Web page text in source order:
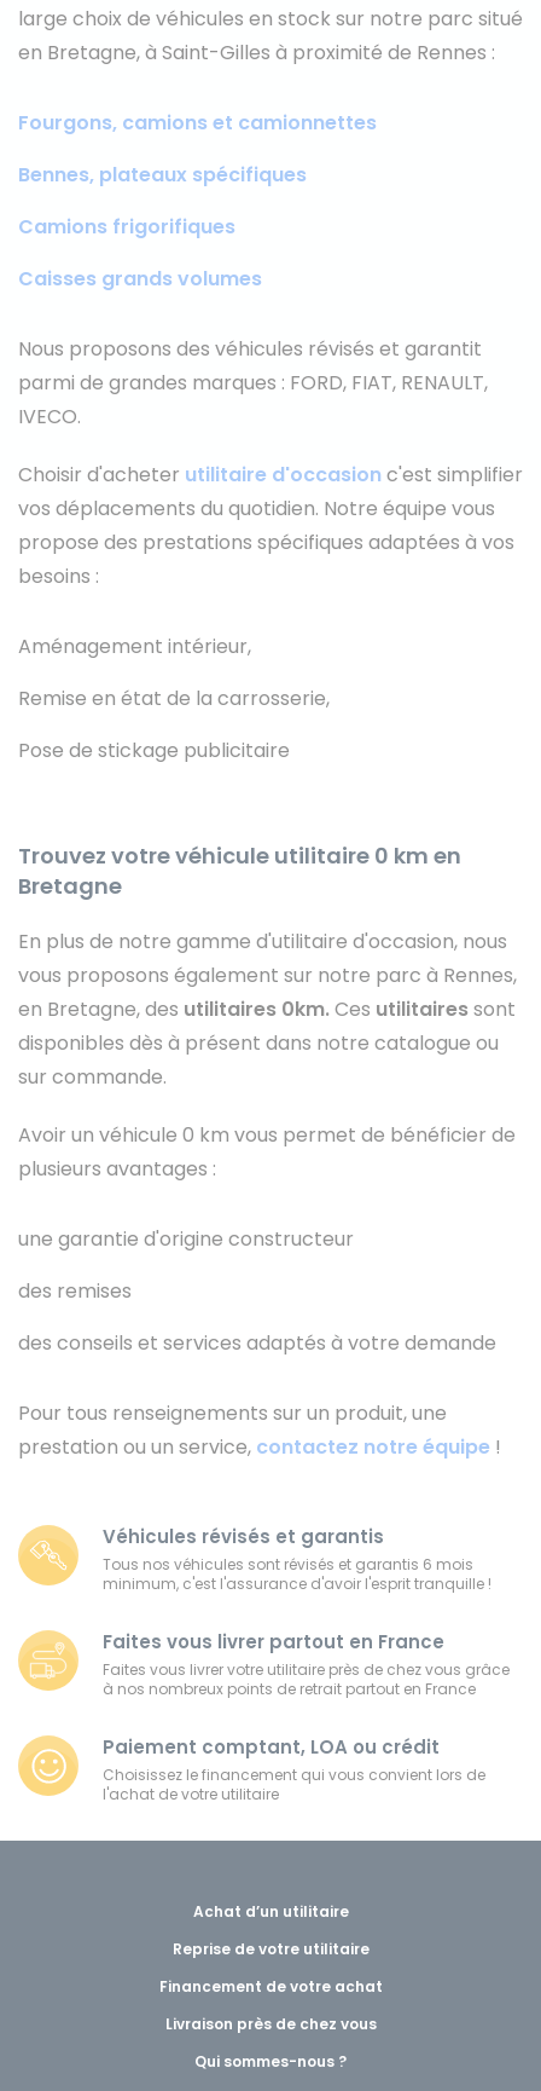
large choix de véhicules en stock sur notre parc situé
en Bretagne, à Saint-Gilles à proximité de Rennes :
Fourgons, camions et camionnettes
Bennes, plateaux spécifiques
Camions frigorifiques
Caisses grands volumes
Nous proposons des véhicules révisés et garantit
parmi de grandes marques : FORD, FIAT, RENAULT,
IVECO.
Choisir d'acheter utilitaire d'occasionc'est simplifier
vos déplacements du quotidien. Notre équipe vous
propose des prestations spécifiques adaptées à vos
besoins :
Aménagement intérieur,
Remise en état de la carrosserie,
Pose de stickage publicitaire
Trouvez votre véhicule utilitaire 0 km en
Bretagne
En plus de notre gamme d'utilitaire d'occasion, nous
vous proposons également sur notre parc à Rennes,
en Bretagne, des utilitaires 0km.Ces utilitairessont
disponibles dès à présent dans notre catalogue ou
sur commande.
Avoir un véhicule 0 km vous permet de bénéficier de
plusieurs avantages :
une garantie d'origine constructeur
des remises
des conseils et services adaptés à votre demande
Pour tous renseignements sur un produit, une
prestation ou un service, contactez notre équipe !
Véhicules révisés et garantis
Tous nos véhicules sont révisés et garantis 6 mois
minimum, c'est l'assurance d'avoir l'esprit tranquille !
Faites vous livrer partout en France
Faites vous livrer votre utilitaire près de chez vous grâce
à nos nombreux points de retrait partout en France
Paiement comptant, LOA ou crédit
Choisissez le financement qui vous convient lors de
l'achat de votre utilitaire
Achat d’un utilitaire
Reprise de votre utilitaire
Financement de votre achat
Livraison près de chez vous
Qui sommes-nous ?